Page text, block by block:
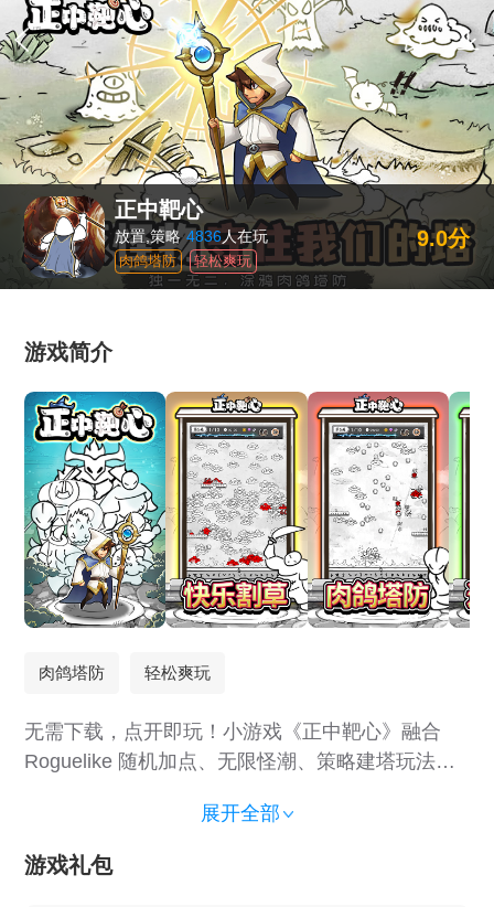
正中靶心
放置,策略 4836人在玩
肉鸽塔防 轻松爽玩
9.0分
游戏简介
肉鸽塔防 轻松爽玩
无需下载，点开即玩！小游戏《正中靶心》融合
Roguelike 随机加点、无限怪潮、策略建塔玩法。
玩。画风清爽无氪金，立即搜索，开启塔防试炼！
游戏特色： * 简单易上手，一分钟就上手，玩一局
就沉迷 * 无需走位操作，只需要选择技能，手残党
展开全部
游戏礼包